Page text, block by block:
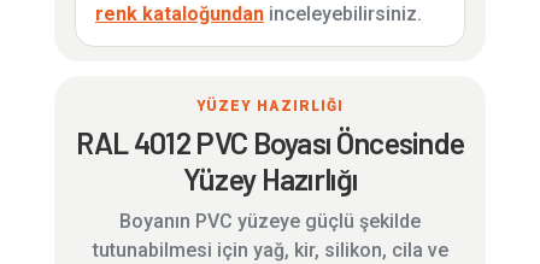
renk kataloğundan inceleyebilirsiniz.
YÜZEY HAZIRLIĞI
RAL 4012 PVC Boyası Öncesinde
Yüzey Hazırlığı
Boyanın PVC yüzeye güçlü şekilde
tutunabilmesi için yağ, kir, silikon, cila ve